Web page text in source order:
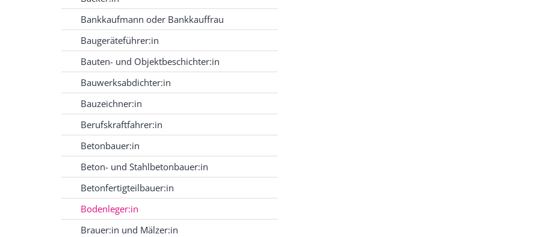
Bankkaufmann oder Bankkauffrau
Baugeräteführer:in
Bauten- und Objektbeschichter:in
Bauwerksabdichter:in
Bauzeichner:in
Berufskraftfahrer:in
Betonbauer:in
Beton- und Stahlbetonbauer:in
Betonfertigteilbauer:in
Bodenleger:in
Brauer:in und Mälzer:in